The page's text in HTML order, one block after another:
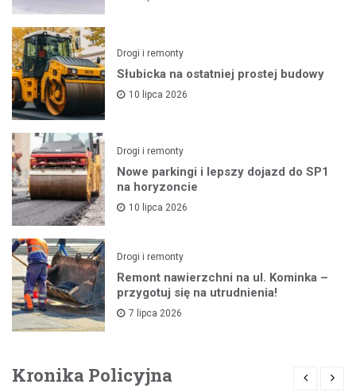
Drogi i remonty
Słubicka na ostatniej prostej budowy
10 lipca 2026
Drogi i remonty
Nowe parkingi i lepszy dojazd do SP1
na horyzoncie
10 lipca 2026
Drogi i remonty
Remont nawierzchni na ul. Kominka –
przygotuj się na utrudnienia!
7 lipca 2026
Kronika Policyjna